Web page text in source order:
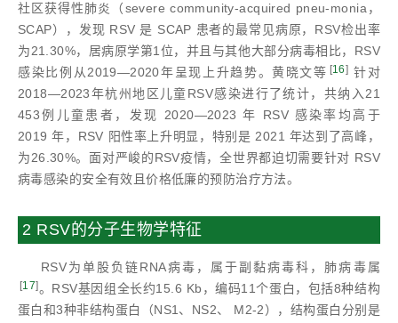
社区获得性肺炎（severe community-acquired pneu-monia，
SCAP），发现 RSV 是 SCAP 患者的最常见病原，RSV检出率
为21.30%，居病原学第1位，并且与其他大部分病毒相比，RSV
感染比例从2019—2020年呈现上升趋势。黄晓文等 [16] 针对
2018—2023年杭州地区儿童RSV感染进行了统计，共纳入21
453例儿童患者，发现 2020—2023 年 RSV 感染率均高于
2019 年，RSV 阳性率上升明显，特别是 2021 年达到了高峰，
为26.30%。面对严峻的RSV疫情，全世界都迫切需要针对 RSV
病毒感染的安全有效且价格低廉的预防治疗方法。
2 RSV的分子生物学特征
RSV为单股负链RNA病毒，属于副黏病毒科，肺病毒属
[17]。RSV基因组全长约15.6 Kb，编码11个蛋白，包括8种结构
蛋白和3种非结构蛋白（NS1、NS2、 M2-2），结构蛋白分别是